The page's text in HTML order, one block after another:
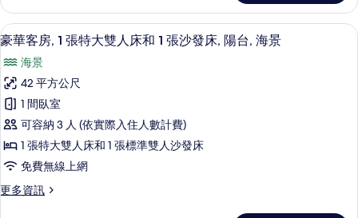
人
床,
陽
台,
海
景
的
所
有
客
房,
2
標
準
雙
人
床,
陽
台,
海
的
顯
示
豪
華
客
房,
1
張
特
羽絨被、迷你吧、客房內保險箱、書桌
5
豪華客房, 1 張特大雙人床和 1 張沙發床, 陽台, 海景
海景
42 平方公尺
1 間臥室
可容納 3 人 (依實際入住人數計費)
1 張特大雙人床和 1 張標準雙人沙發床
免費無線上網
更多資訊
更